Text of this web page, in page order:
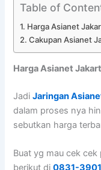
Table of
Harga Asianet
Cakupan Asianet
Harga Asianet
JadiJaringan
dalam proses nya
sebutkan harga
Buat yg mau cek
berikut di0831-